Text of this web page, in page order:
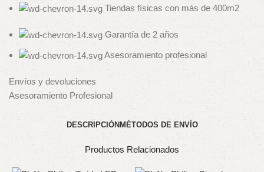
Tiendas físicas con más de 400m2
Garantía de 2 años
Asesoramiento profesional
Envíos y devoluciones
Asesoramiento Profesional
DESCRIPCIÓN MÉTODOS DE ENVÍO
Productos Relacionados